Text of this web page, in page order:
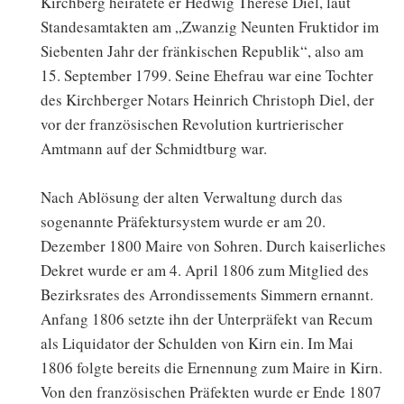
Standesamtakten am „Zwanzig Neunten Fruktidor im
Siebenten Jahr der fränkischen Republik“, also am
15. September 1799. Seine Ehefrau war eine Tochter
des Kirchberger Notars Heinrich Christoph Diel, der
vor der französischen Revolution kurtrierischer
Amtmann auf der Schmidtburg war.
Nach Ablösung der alten Verwaltung durch das
sogenannte Präfektursystem wurde er am 20.
Dezember 1800 Maire von Sohren. Durch kaiserliches
Dekret wurde er am 4. April 1806 zum Mitglied des
Bezirksrates des Arrondissements Simmern ernannt.
Anfang 1806 setzte ihn der Unterpräfekt van Recum
als Liquidator der Schulden von Kirn ein. Im Mai
1806 folgte bereits die Ernennung zum Maire in Kirn.
Von den französischen Präfekten wurde er Ende 1807